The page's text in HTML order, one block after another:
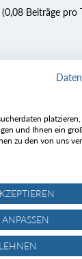
Beiträge pro
Wetter
und Ihnen ein
zu den von uns